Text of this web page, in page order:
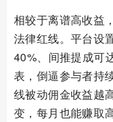
相较于离谱高收益
法律红线。平台设
40%、间推提成可
表，倒逼参与者持
线被动佣金收益越
变，每月也能赚取